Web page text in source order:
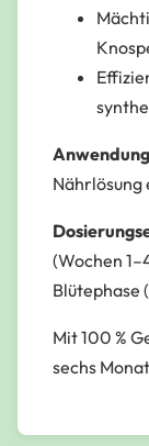
Nährlösung
(Wochen
Blütephase
Mit 100 %
sechs